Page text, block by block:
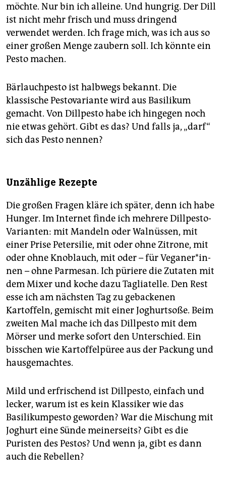
möchte. Nur bin ich alleine. Und hungrig. Der Dill
ist nicht mehr frisch und muss dringend
verwendet werden. Ich frage mich, was ich aus so
einer großen Menge zaubern soll. Ich könnte ein
Pesto machen.
Bärlauchpesto ist halbwegs bekannt. Die
klassische Pestovariante wird aus Basilikum
gemacht. Von Dillpesto habe ich hingegen noch
nie etwas gehört. Gibt es das? Und falls ja, „darf“
sich das Pesto nennen?
Unzählige Rezepte
Die großen Fragen kläre ich später, denn ich habe
Hunger. Im Internet finde ich mehrere Dillpesto-
Varianten: mit Mandeln oder Walnüssen, mit
einer Prise Petersilie, mit oder ohne Zitrone, mit
oder ohne Knoblauch, mit oder – für Ve­ga­ne­r*in­
nen – ohne Parmesan. Ich püriere die Zutaten mit
dem Mixer und koche dazu Tagliatelle. Den Rest
esse ich am nächsten Tag zu gebackenen
Kartoffeln, gemischt mit einer Joghurtsoße. Beim
zweiten Mal mache ich das Dillpesto mit dem
Mörser und merke sofort den Unterschied. Ein
bisschen wie Kartoffelpüree aus der Packung und
hausgemachtes.
Mild und erfrischend ist Dillpesto, einfach und
lecker, warum ist es kein Klassiker wie das
Basilikumpesto geworden? War die Mischung mit
Joghurt eine Sünde meinerseits? Gibt es die
Puristen des Pestos? Und wenn ja, gibt es dann
auch die Rebellen?